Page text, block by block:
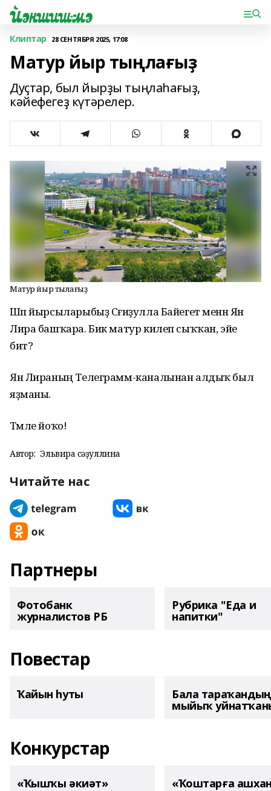
Клиптар 28 СЕНТЯБРЯ 2025, 17:08
Матур йыр тыңлағыҙ
Дуҫтар, был йырҙы тыңлаһағыҙ,
кәйефегеҙ күтәрелер.
Матур йыр тыңлағыҙ
Шәп йырсыларыбыҙ Сәғиҙулла Байегет менән Ян
Лира башҡара. Бик матур килеп сыҡҡан, эйе
бит?
Ян Лираның Телеграмм-каналынан алдыҡ был
яҙманы.
Тәмле йоҡо!
Автор: Эльвира Әсәҙуллина
Читайте нас
Партнеры
Фотобанк
журналистов РБ
Рубрика "Еда и
напитки"
Повестар
Ҡайын һуты Бала тараҡандың
мыйыҡ
Конкурстар
«Ҡышҡы әкиәт» «Ҡоштарға